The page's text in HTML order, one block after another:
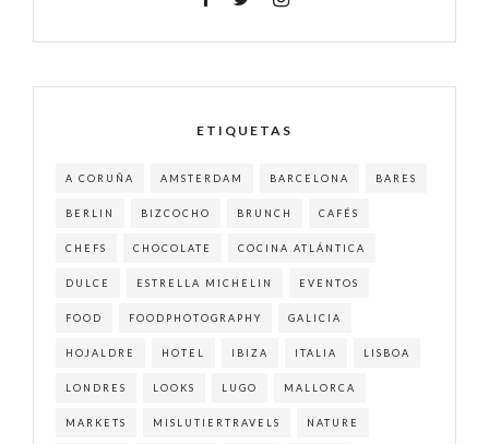
ETIQUETAS
A CORUÑA AMSTERDAM BARCELONA BARES
BERLIN BIZCOCHO BRUNCH CAFÉS
CHEFS CHOCOLATE COCINA ATLÁNTICA
DULCE ESTRELLA MICHELIN EVENTOS
FOOD FOODPHOTOGRAPHY GALICIA
HOJALDRE HOTEL IBIZA ITALIA LISBOA
LONDRES LOOKS LUGO MALLORCA
MARKETS MISLUTIERTRAVELS NATURE